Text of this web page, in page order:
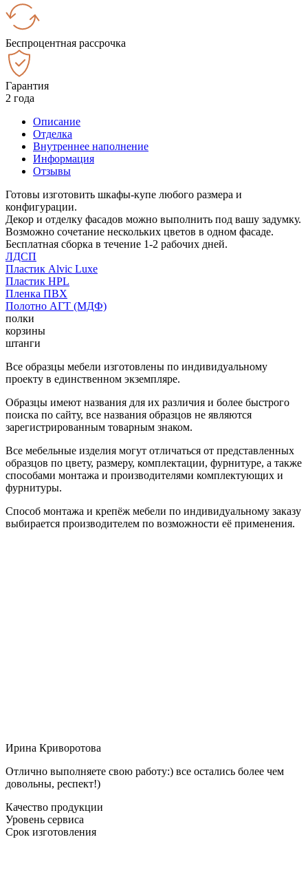
Беспроцентная рассрочка
Гарантия
2 года
Описание
Отделка
Внутреннее наполнение
Информация
Отзывы
Готовы изготовить шкафы-купе любого размера и
конфигурации.
Декор и отделку фасадов можно выполнить под вашу задумку.
Возможно сочетание нескольких цветов в одном фасаде.
Бесплатная сборка в течение 1-2 рабочих дней.
ЛДСП
Пластик Alvic Luxe
Пластик HPL
Пленка ПВХ
Полотно АГТ (МДФ)
полки
корзины
штанги
Все образцы мебели изготовлены по индивидуальному
проекту в единственном экземпляре.
Образцы имеют названия для их различия и более быстрого
поиска по сайту, все названия образцов не являются
зарегистрированным товарным знаком.
Все мебельные изделия могут отличаться от представленных
образцов по цвету, размеру, комплектации, фурнитуре, а также
способами монтажа и производителями комплектующих и
фурнитуры.
Способ монтажа и крепёж мебели по индивидуальному заказу
выбирается производителем по возможности её применения.
Ирина Криворотова
Отлично выполняете свою работу:) все остались более чем
довольны, респект!)
Качество продукции
Уровень сервиса
Срок изготовления